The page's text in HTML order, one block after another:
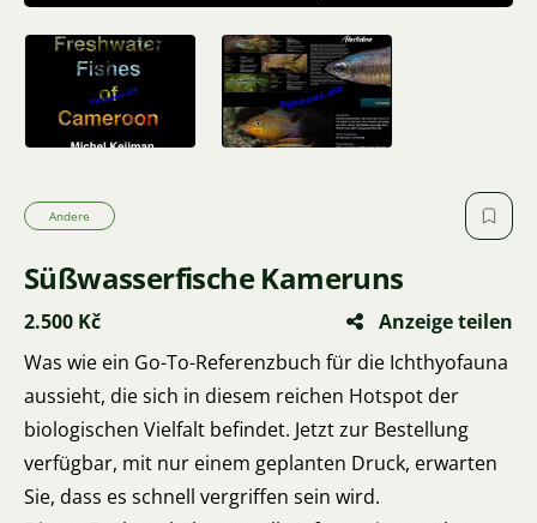
Andere
Süßwasserfische Kameruns
2.500 Kč
Anzeige teilen
Was wie ein Go-To-Referenzbuch für die Ichthyofauna
aussieht, die sich in diesem reichen Hotspot der
biologischen Vielfalt befindet. Jetzt zur Bestellung
verfügbar, mit nur einem geplanten Druck, erwarten
Sie, dass es schnell vergriffen sein wird.